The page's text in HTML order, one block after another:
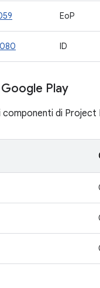
EoP
ID
Play
di Project